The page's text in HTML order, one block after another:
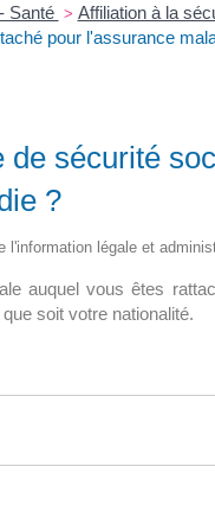
Santé > Affiliation à la
pour l'assurance
de sécurité
?
l'information légale et
auquel vous êtes
soit votre nationalité.
d’appui
d’accueil avec […]